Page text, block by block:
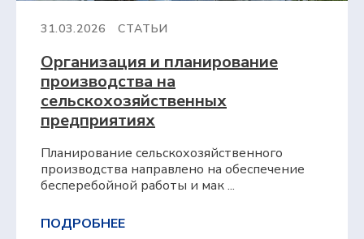
31.03.2026 СТАТЬИ
Организация и планирование
производства на
сельскохозяйственных
предприятиях
Планирование сельскохозяйственного
производства направлено на обеспечение
бесперебойной работы и мак ...
ПОДРОБНЕЕ